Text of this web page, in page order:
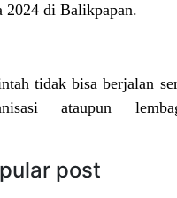
di Balikpapan.
tidak bisa berjalan
ataupun
post